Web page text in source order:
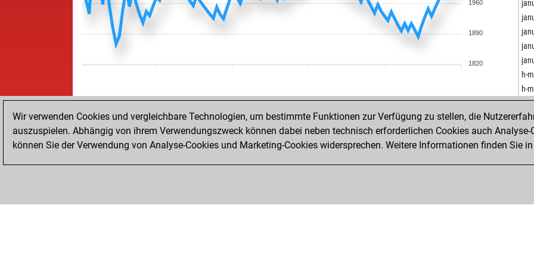
pilli
1960
1890
1820
h-m
h-m
zlp
STARTSEITE
Wir verwenden Cookies und vergleichbare Technologien, um bestimmte Funktionen zur Verfügung zu stellen, die
auszuspielen. Abhängig von ihrem Verwendungszweck können dabei neben technisch erforderlichen Cookies auch
können Sie der Verwendung von Analyse-Cookies und Marketing-Cookies widersprechen. Weitere Informationen finden Sie